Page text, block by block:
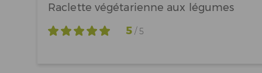
Raclette végétarienne aux légumes
5/ 5